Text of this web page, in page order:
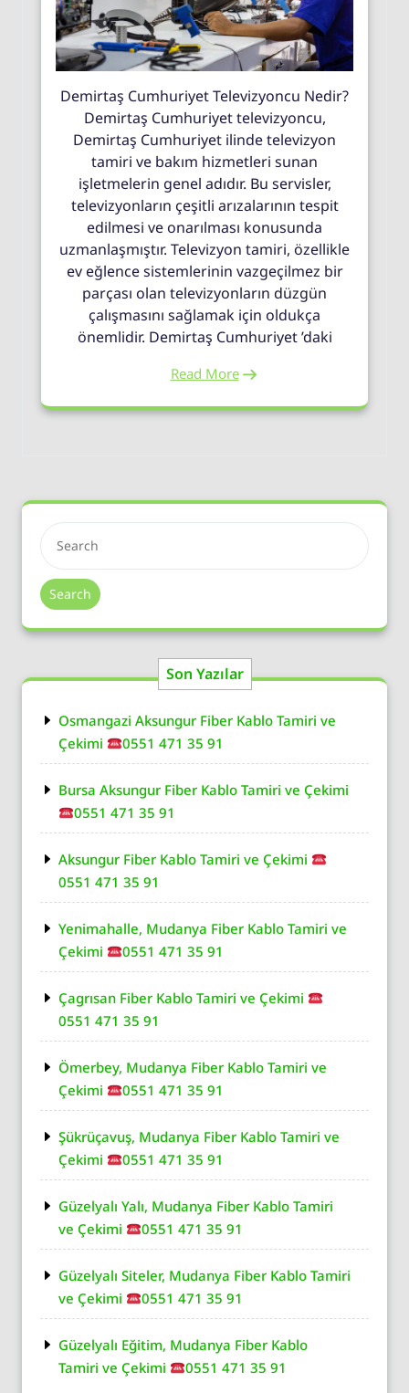
Demirtaş Cumhuriyet Televizyoncu Nedir?
Demirtaş Cumhuriyet televizyoncu,
Demirtaş Cumhuriyet ilinde televizyon
tamiri ve bakım hizmetleri sunan
işletmelerin genel adıdır. Bu servisler,
televizyonların çeşitli arızalarının tespit
edilmesi ve onarılması konusunda
uzmanlaşmıştır. Televizyon tamiri, özellikle
ev eğlence sistemlerinin vazgeçilmez bir
parçası olan televizyonların düzgün
çalışmasını sağlamak için oldukça
önemlidir. Demirtaş Cumhuriyet ’daki
Read More
Search
Son Yazılar
Osmangazi Aksungur Fiber Kablo Tamiri ve
Çekimi
0551 471 35 91
Bursa Aksungur Fiber Kablo Tamiri ve Çekimi
0551 471 35 91
Aksungur Fiber Kablo Tamiri ve Çekimi
0551 471 35 91
Yenimahalle, Mudanya Fiber Kablo Tamiri ve
Çekimi
0551 471 35 91
Çagrısan Fiber Kablo Tamiri ve Çekimi
0551 471 35 91
Ömerbey, Mudanya Fiber Kablo Tamiri ve
Çekimi
0551 471 35 91
Şükrüçavuş, Mudanya Fiber Kablo Tamiri ve
Çekimi
0551 471 35 91
Güzelyalı Yalı, Mudanya Fiber Kablo Tamiri
ve Çekimi
0551 471 35 91
Güzelyalı Siteler, Mudanya Fiber Kablo Tamiri
ve Çekimi
0551 471 35 91
Güzelyalı Eğitim, Mudanya Fiber Kablo
Tamiri ve Çekimi
0551 471 35 91